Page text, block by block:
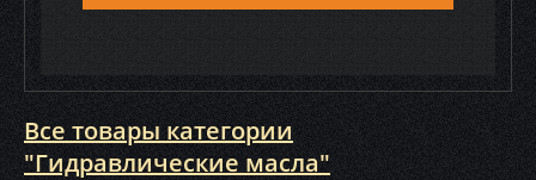
Все товары категории
"Гидравлические масла"